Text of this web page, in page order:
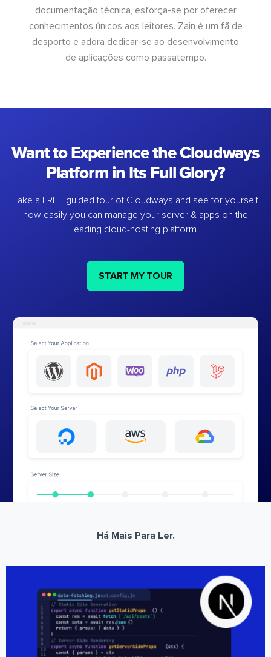
documentação técnica, esforça-se por oferecer
conhecimentos únicos aos leitores. Zain é um fã de
desporto e adora dedicar-se ao desenvolvimento
de aplicações como passatempo.
Want to Experience the Cloudways
Platform in Its Full Glory?
Take a FREE guided tour of Cloudways and see for yourself
how easily you can manage your server & apps on the
leading cloud-hosting platform.
START MY TOUR
Há Mais Para Ler.